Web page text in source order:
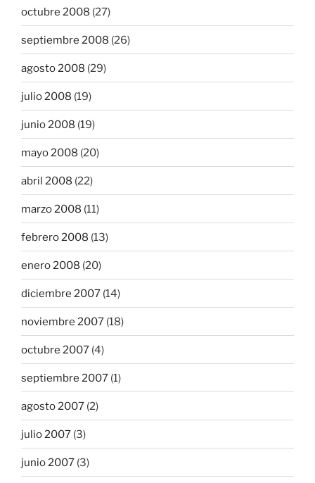
octubre 2008 (27)
septiembre 2008 (26)
agosto 2008 (29)
julio 2008 (19)
junio 2008 (19)
mayo 2008 (20)
abril 2008 (22)
marzo 2008 (11)
febrero 2008 (13)
enero 2008 (20)
diciembre 2007 (14)
noviembre 2007 (18)
octubre 2007 (4)
septiembre 2007 (1)
agosto 2007 (2)
julio 2007 (3)
junio 2007 (3)